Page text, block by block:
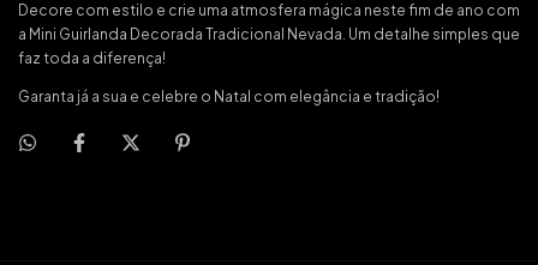
Decore com estilo e crie uma atmosfera mágica neste fim de ano com
a Mini Guirlanda Decorada Tradicional Nevada. Um detalhe simples que
faz toda a diferença!
Garanta já a sua e celebre o Natal com elegância e tradição!